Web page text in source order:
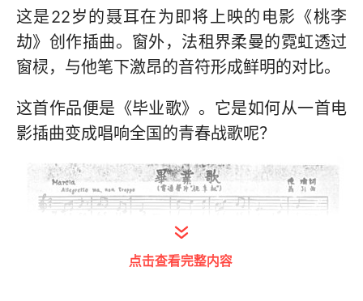
这是22岁的聂耳在为即将上映的电影《桃李
劫》创作插曲。窗外，法租界柔曼的霓虹透过
窗棂，与他笔下激昂的音符形成鲜明的对比。
这首作品便是《毕业歌》。它是如何从一首电
影插曲变成唱响全国的青春战歌呢？
点击查看完整内容